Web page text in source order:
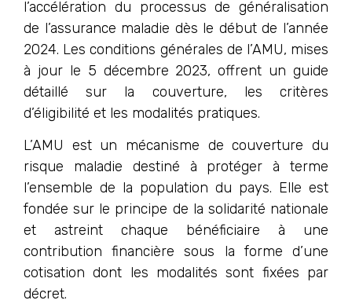
l’accélération du processus de généralisation
de l’assurance maladie dès le début de l’année
2024. Les conditions générales de l’AMU, mises
à jour le 5 décembre 2023, offrent un guide
détaillé sur la couverture, les critères
d’éligibilité et les modalités pratiques.
L’AMU est un mécanisme de couverture du
risque maladie destiné à protéger à terme
l’ensemble de la population du pays. Elle est
fondée sur le principe de la solidarité nationale
et astreint chaque bénéficiaire à une
contribution financière sous la forme d’une
cotisation dont les modalités sont fixées par
décret.